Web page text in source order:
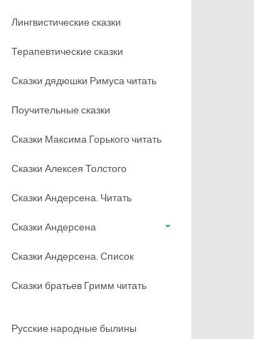
Лингвистические сказки
Терапевтические сказки
Сказки дядюшки Римуса читать
Поучительные сказки
Сказки Максима Горького читать
Сказки Алексея Толстого
Сказки Андерсена. Читать
Сказки Андерсена
Сказки Андерсена. Список
Сказки братьев Гримм читать
Русские народные былины